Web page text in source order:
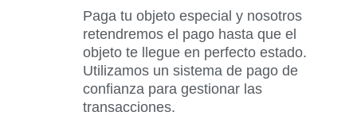
Paga tu objeto especial y nosotros
retendremos el pago hasta que el
objeto te llegue en perfecto estado.
Utilizamos un sistema de pago de
confianza para gestionar las
transacciones.